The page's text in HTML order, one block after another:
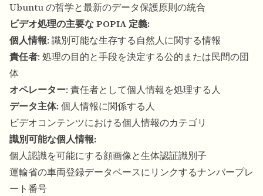
Ubuntu の哲学と最新のデータ保護原則の統合
ビデオ処理の主要な POPIA 定義:
個人情報: 識別可能な生存する自然人に関する情報
責任者: 処理の目的と手段を決定する公的または民間の団
体
オペレーター: 責任者として個人情報を処理する人
データ主体: 個人情報に関係する人
ビデオコンテンツにおける個人情報のカテゴリ
識別可能な個人情報:
個人認識を可能にする顔画像と生体認証識別子
運輸省の車両登録データベースにリンクするナンバープレ
ート番号